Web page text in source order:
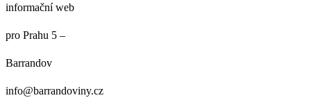
informační web
pro Prahu 5 –
Barrandov
info@barrandoviny.cz